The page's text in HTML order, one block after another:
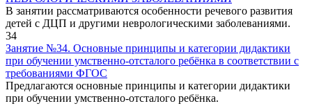
В занятии рассматриваются особенности речевого развития
детей с ДЦП и другими неврологическими заболеваниями.
34
Занятие №34. Основные принципы и категории дидактики
при обучении умственно-отсталого ребёнка в соответствии с
требованиями ФГОС
Предлагаются основные принципы и категории дидактики
при обучении умственно-отсталого ребёнка.